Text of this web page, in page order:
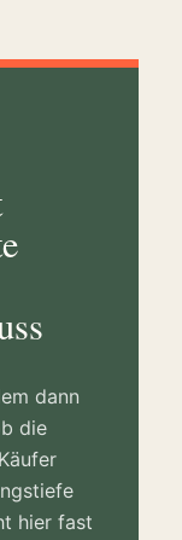
dann
die
hier fast